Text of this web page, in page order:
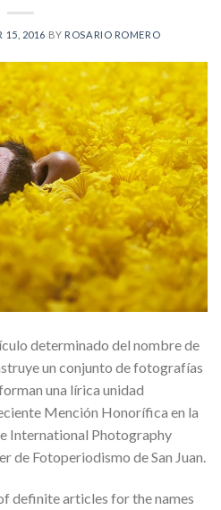
15, 2016 BY ROSARIO ROMERO
determinado del nombre de
un conjunto de fotografías
una lírica unidad
Mención Honorífica en la
International Photography
de Fotoperiodismo de San Juan.
definite articles for the names